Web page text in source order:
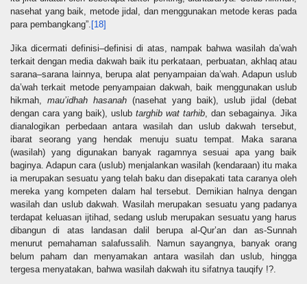
nasehat yang baik, metode jidal, dan menggunakan metode keras pada
para pembangkang”. [18]
Jika dicermati definisi–definisi di atas, nampak bahwa wasilah da’wah
terkait dengan media dakwah baik itu perkataan, perbuatan, akhlaq atau
sarana–sarana lainnya, berupa alat penyampaian da’wah. Adapun uslub
da’wah terkait metode penyampaian dakwah, baik menggunakan uslub
hikmah, mau’idhah hasanah (nasehat yang baik), uslub jidal (debat
dengan cara yang baik), uslub targhib wat tarhib, dan sebagainya. Jika
dianalogikan perbedaan antara wasilah dan uslub dakwah tersebut,
ibarat seorang yang hendak menuju suatu tempat. Maka sarana
(wasilah) yang digunakan banyak ragamnya sesuai apa yang baik
baginya. Adapun cara (uslub) menjalankan wasilah (kendaraan) itu maka
ia merupakan sesuatu yang telah baku dan disepakati tata caranya oleh
mereka yang kompeten dalam hal tersebut. Demikian halnya dengan
wasilah dan uslub dakwah. Wasilah merupakan sesuatu yang padanya
terdapat keluasan ijtihad, sedang uslub merupakan sesuatu yang harus
dibangun di atas landasan dalil berupa al-Qur’an dan as-Sunnah
menurut pemahaman salafussalih. Namun sayangnya, banyak orang
belum paham dan menyamakan antara wasilah dan uslub, hingga
tergesa menyatakan, bahwa wasilah dakwah itu sifatnya tauqify !?.